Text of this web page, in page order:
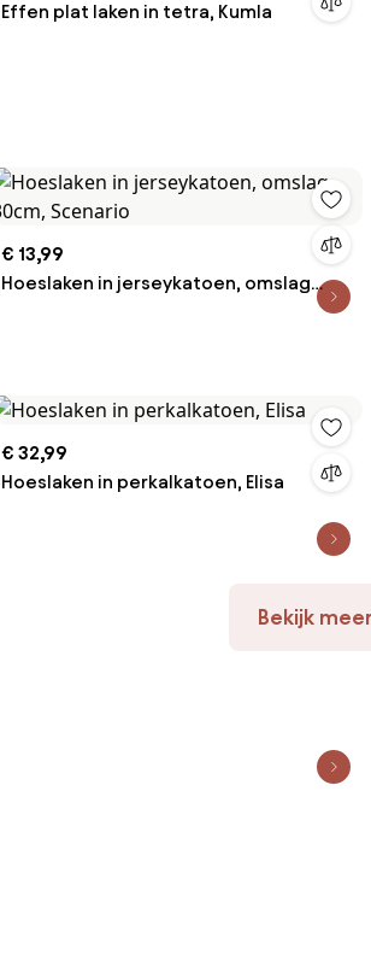
Effen plat laken in tetra, Kumla
€ 13,99
Hoeslaken in jerseykatoen, omslag
€ 32,99
Hoeslaken in perkalkatoen, Elisa
Bekijk